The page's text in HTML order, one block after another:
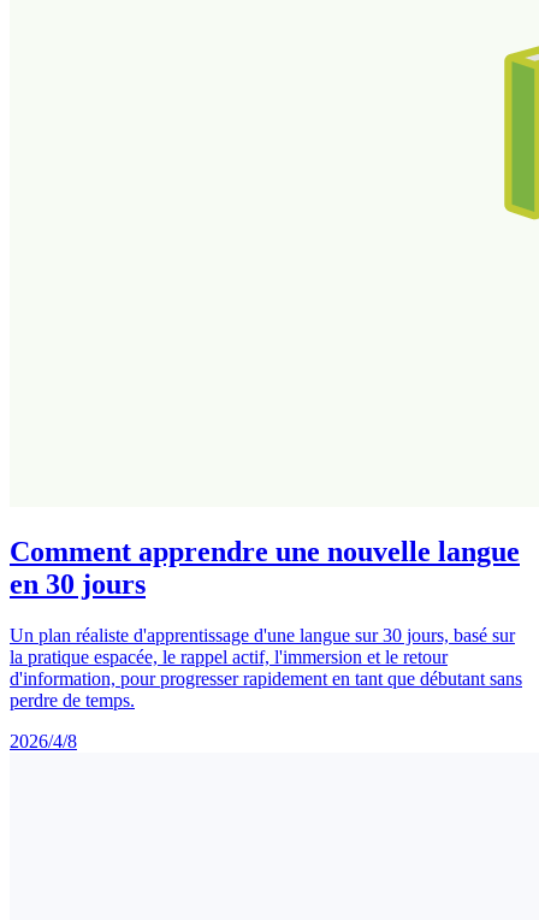
Comment apprendre une nouvelle langue
en 30 jours
Un plan réaliste d'apprentissage d'une langue sur 30 jours, basé sur
la pratique espacée, le rappel actif, l'immersion et le retour
d'information, pour progresser rapidement en tant que débutant sans
perdre de temps.
2026/4/8